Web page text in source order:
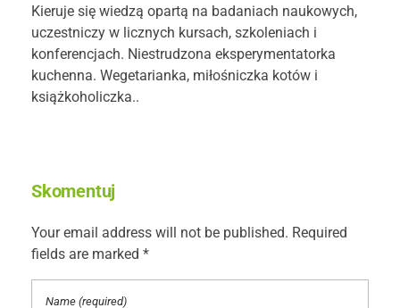
Kieruje się wiedzą opartą na badaniach naukowych,
uczestniczy w licznych kursach, szkoleniach i
konferencjach. Niestrudzona eksperymentatorka
kuchenna. Wegetarianka, miłośniczka kotów i
książkoholiczka..
Skomentuj
Your email address will not be published. Required
fields are marked *